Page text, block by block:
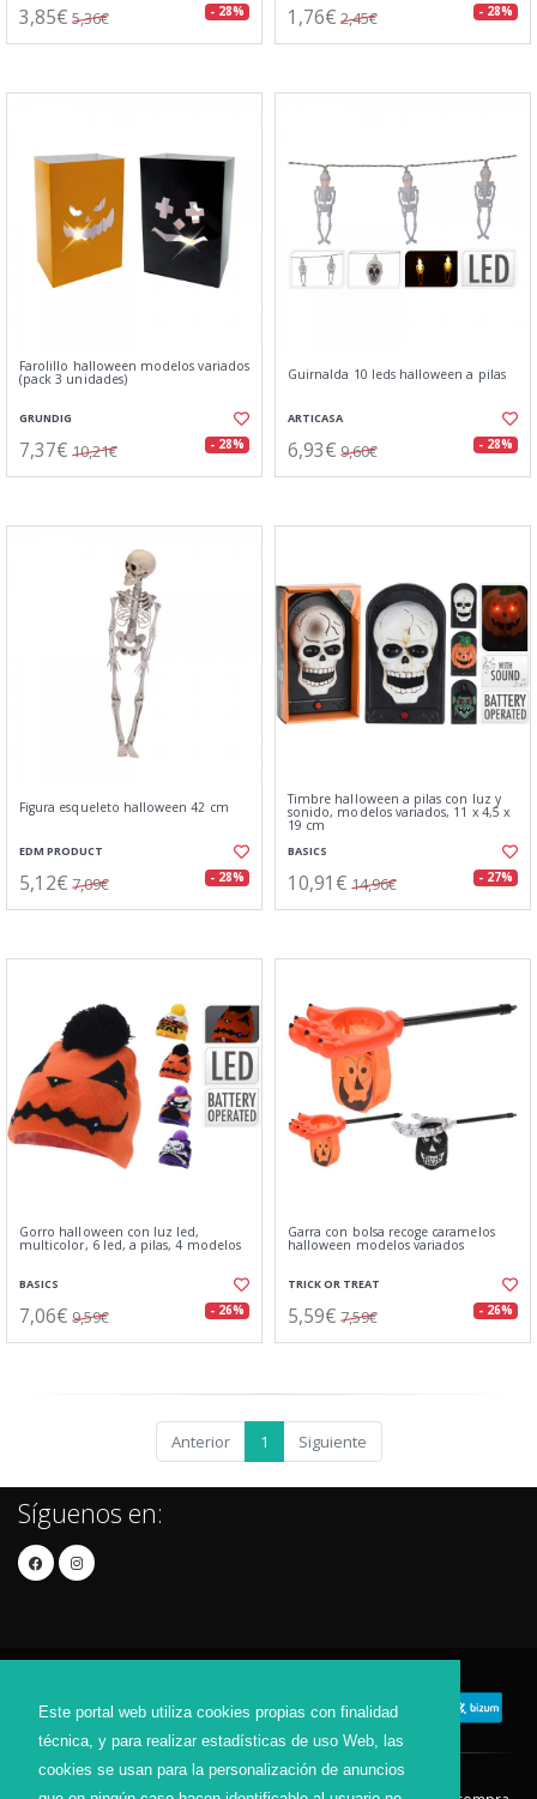
Este portal web utiliza cookies propias con finalidad
técnica, y para realizar estadísticas de uso Web, las
cookies se usan para la personalización de anuncios
3,85€ 5,36€ - 28% 1,76€ 2,45€ - 28%
Farolillo halloween modelos variados
(pack 3 unidades)
GRUNDIG
7,37€ 10,21€ - 28%
Guirnalda 10 leds halloween a pilas
ARTICASA
6,93€ 9,60€ - 28%
Figura esqueleto halloween 42 cm
EDM PRODUCT
5,12€ 7,09€ - 28%
Timbre halloween a pilas con luz y
sonido, modelos variados, 11 x 4,5 x
19 cm
BASICS
10,91€ 14,96€ - 27%
Gorro halloween con luz led,
multicolor, 6 led, a pilas, 4 modelos
BASICS
7,06€ 9,59€ - 26%
Garra con bolsa recoge caramelos
halloween modelos variados
TRICK OR TREAT
5,59€ 7,59€ - 26%
Anterior 1 Siguiente
Síguenos en: